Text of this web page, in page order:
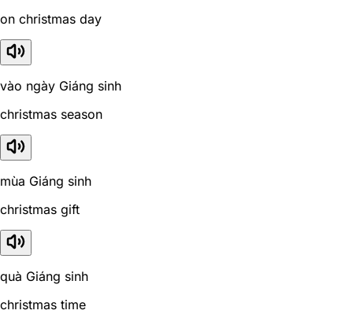
on christmas day
vào ngày Giáng sinh
christmas season
mùa Giáng sinh
christmas gift
quà Giáng sinh
christmas time